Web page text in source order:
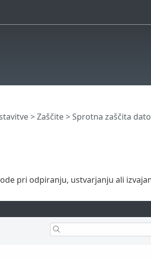
>Zaščite> Sprotna zaščita
pri odpiranju, ustvarjanju ali